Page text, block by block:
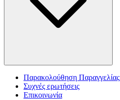
Παρακολούθηση Παραγγελίας
Συχνές ερωτήσεις
Επικοινωνία